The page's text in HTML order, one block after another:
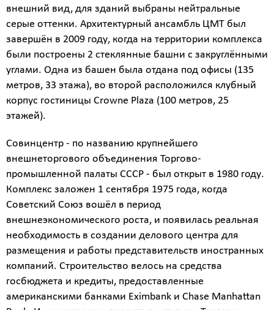
внешний вид, для зданий выбраны нейтральные
серые оттенки. Архитектурный ансамбль ЦМТ был
завершён в 2009 году, когда на территории комплекса
были построены 2 стеклянные башни с закруглёнными
углами. Одна из башен была отдана под офисы (135
метров, 33 этажа), во второй расположился клубный
корпус гостиницы Crowne Plaza (100 метров, 25
этажей).
Совинцентр - по названию крупнейшего
внешнеторгового объединения Торгово-
промышленной палаты СССР - был открыт в 1980 году.
Комплекс заложен 1 сентября 1975 года, когда
Советский Союз вошёл в период
внешнеэкономического роста, и появилась реальная
необходимость в создании делового центра для
размещения и работы представительств иностранных
компаний. Строительство велось на средства
госбюджета и кредиты, предоставленные
американскими банками Eximbank и Chase Manhattan